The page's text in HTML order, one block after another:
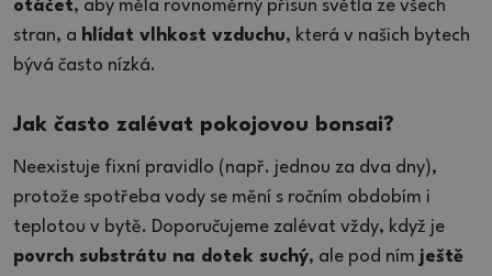
otáčet, aby měla rovnoměrný přísun světla ze všech
stran, a hlídat vlhkost vzduchu, která v našich bytech
bývá často nízká.
Jak často zalévat pokojovou bonsai?
Neexistuje fixní pravidlo (např. jednou za dva dny),
protože spotřeba vody se mění s ročním obdobím i
teplotou v bytě. Doporučujeme zalévat vždy, když je
povrch substrátu na dotek suchý, ale pod ním ještě